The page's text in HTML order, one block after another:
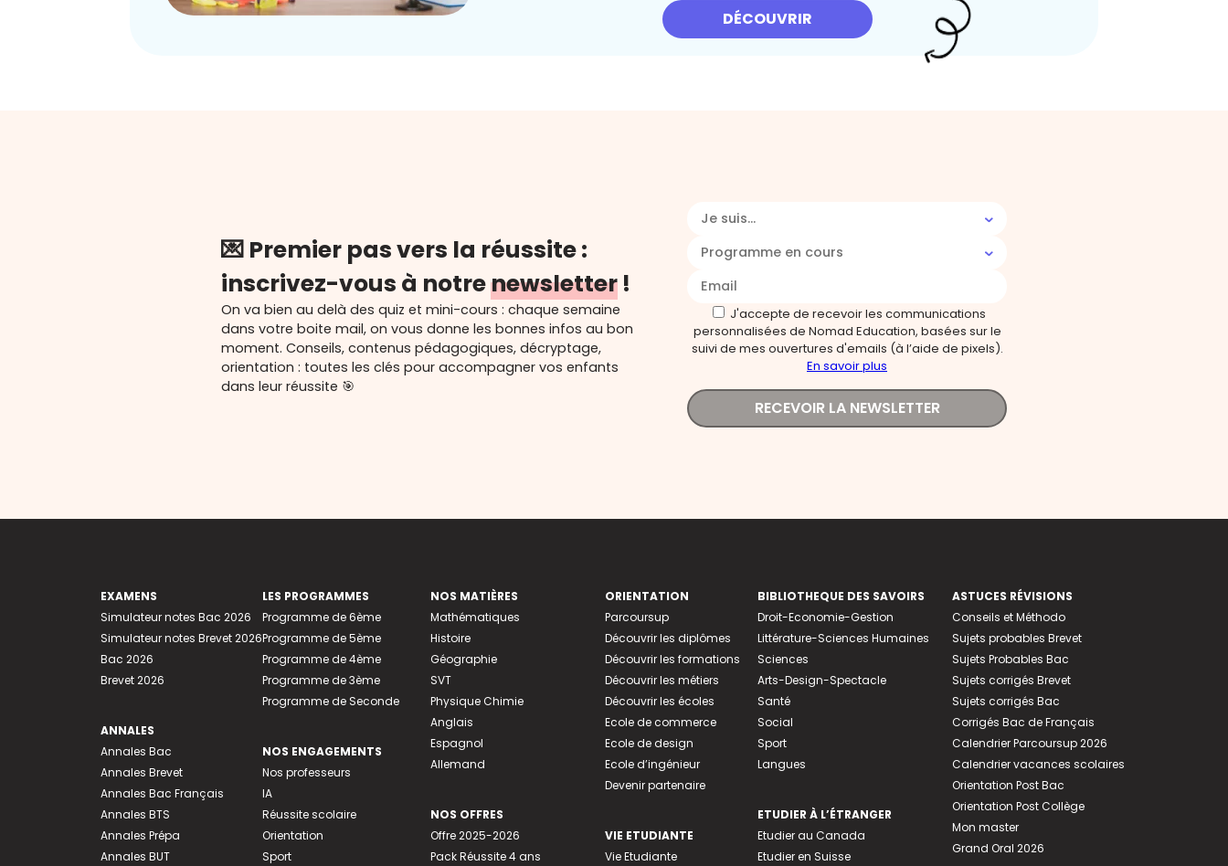
DÉCOUVRIR
💌 Premier pas vers la réussite :
inscrivez-vous à notrenewsletter !
On va bien au delà des quiz et mini-cours : chaque semaine
dans votre boite mail, on vous donne les bonnes infos au bon
moment. Conseils, contenus pédagogiques, décryptage,
orientation : toutes les clés pour accompagner vos enfants
dans leur réussite 🎯
Je suis...
Programme en cours
J'accepte de recevoir les communications
personnalisées de Nomad Education, basées sur le
suivi de mes ouvertures d'emails (à l’aide de pixels).
En savoir plus
RECEVOIR LA NEWSLETTER
EXAMENS
Simulateur notes Bac 2026
Simulateur notes Brevet 2026
Bac 2026
Brevet 2026
ANNALES
Annales Bac
Annales Brevet
Annales Bac Français
Annales BTS
Annales Prépa
Annales BUT
LES PROGRAMMES
Programme de 6ème
Programme de 5ème
Programme de 4ème
Programme de 3ème
Programme de Seconde
NOS ENGAGEMENTS
Nos professeurs
IA
Réussite scolaire
Orientation
Sport
NOS MATIÈRES
Mathématiques
Histoire
Géographie
SVT
Physique Chimie
Anglais
Espagnol
Allemand
NOS OFFRES
Offre 2025-2026
Pack Réussite 4 ans
ORIENTATION
Parcoursup
Découvrir les diplômes
Découvrir les formations
Découvrir les métiers
Découvrir les écoles
Ecole de commerce
Ecole de design
Ecole d’ingénieur
Devenir partenaire
VIE ETUDIANTE
Vie Etudiante
BIBLIOTHEQUE DES SAVOIRS
Droit-Economie-Gestion
Littérature-Sciences Humaines
Sciences
Arts-Design-Spectacle
Santé
Social
Sport
Langues
ETUDIER À L’ÉTRANGER
Etudier au Canada
Etudier en Suisse
ASTUCES RÉVISIONS
Conseils et Méthodo
Sujets probables Brevet
Sujets Probables Bac
Sujets corrigés Brevet
Sujets corrigés Bac
Corrigés Bac de Français
Calendrier Parcoursup 2026
Calendrier vacances scolaires
Orientation Post Bac
Orientation Post Collège
Mon master
Grand Oral 2026